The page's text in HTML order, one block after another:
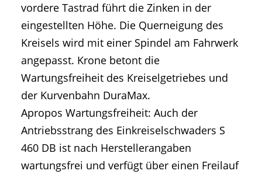
vordere Tastrad führt die Zinken in der
eingestellten Höhe. Die Querneigung des
Kreisels wird mit einer Spindel am Fahrwerk
angepasst. Krone betont die
Wartungsfreiheit des Kreiselgetriebes und
der Kurvenbahn DuraMax.
Apropos Wartungsfreiheit: Auch der
Antriebsstrang des Einkreiselschwaders S
460 DB ist nach Herstellerangaben
wartungsfrei und verfügt über einen Freilauf